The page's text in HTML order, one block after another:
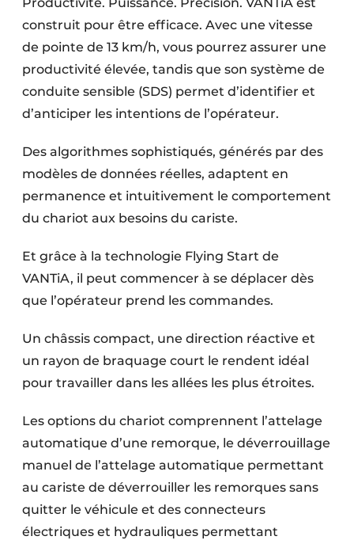
Infrastructures souterraines et égouttage
Protection solaire
Rénovation
Software
construit pour être efficace. Avec une vitesse
de pointe de 13 km/h, vous pourrez assurer une
productivité élevée, tandis que son système de
conduite sensible (SDS) permet d’identifier et
d’anticiper les intentions de l’opérateur.
Des algorithmes sophistiqués, générés par des
modèles de données réelles, adaptent en
permanence et intuitivement le comportement
du chariot aux besoins du cariste.
Et grâce à la technologie Flying Start de
VANTiA, il peut commencer à se déplacer dès
que l’opérateur prend les commandes.
Un châssis compact, une direction réactive et
un rayon de braquage court le rendent idéal
pour travailler dans les allées les plus étroites.
Les options du chariot comprennent l’attelage
automatique d’une remorque, le déverrouillage
manuel de l’attelage automatique permettant
au cariste de déverrouiller les remorques sans
quitter le véhicule et des connecteurs
électriques et hydrauliques permettant